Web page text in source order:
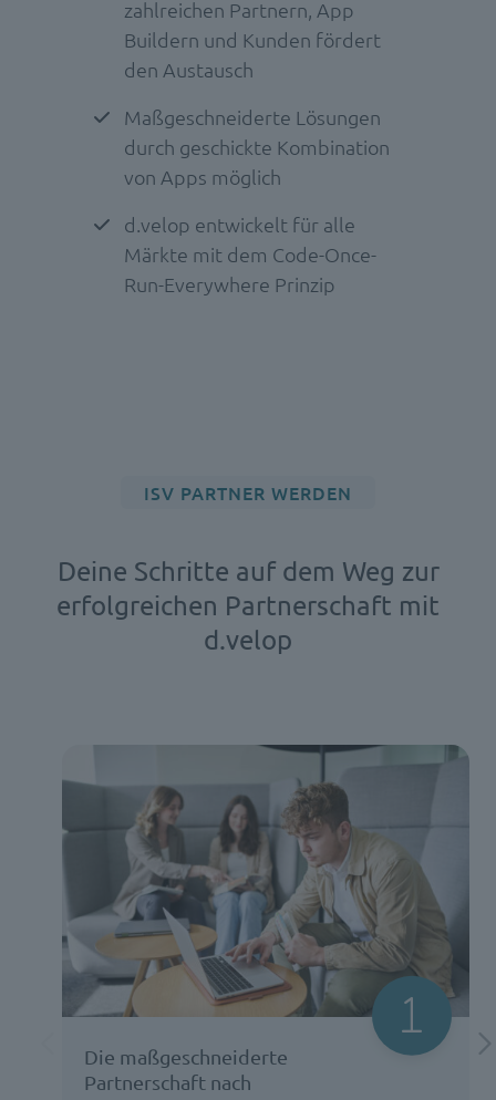
zahlreichen Partnern, App
Buildern und Kunden fördert
den Austausch
Maßgeschneiderte Lösungen
durch geschickte Kombination
von Apps möglich
d.velop entwickelt für alle
Märkte mit dem Code-Once-
Run-Everywhere Prinzip
ISV PARTNER WERDEN
Deine Schritte auf dem Weg zur
erfolgreichen Partnerschaft mit
d.velop
Die maßgeschneiderte
Partnerschaft nach